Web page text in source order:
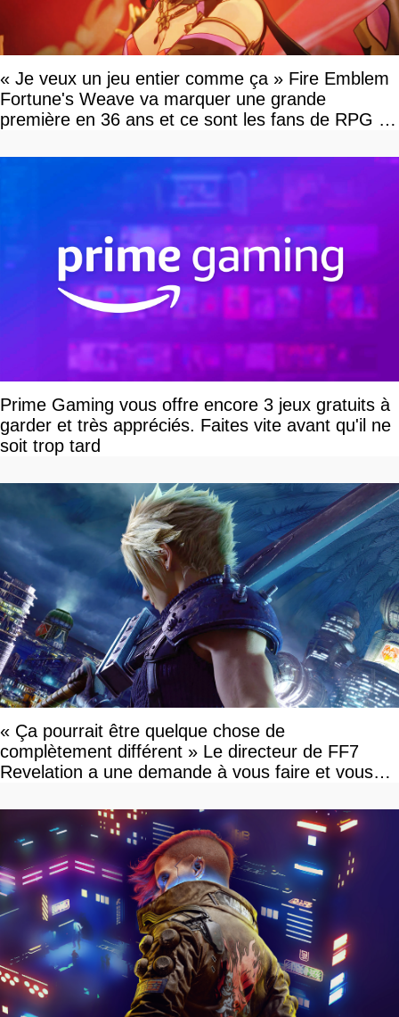
« Je veux un jeu entier comme ça » Fire Emblem
Fortune's Weave va marquer une grande
première en 36 ans et ce sont les fans de RPG en
Prime Gaming vous offre encore 3 jeux gratuits à
garder et très appréciés. Faites vite avant qu'il ne
soit trop tard
« Ça pourrait être quelque chose de
complètement différent » Le directeur de FF7
Revelation a une demande à vous faire et vous